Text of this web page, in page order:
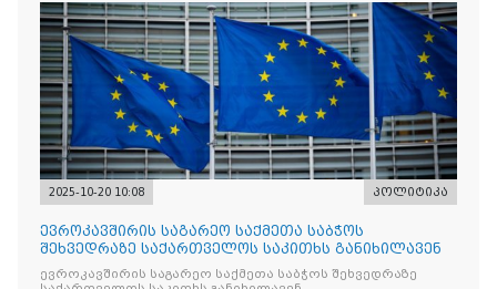
2025-10-20 10:08 პოლიტიკა
ევროკავშირის საგარეო საქმეთა საბჭოს
შეხვედრაზე საქართველოს საკითხს განიხილავენ
ევროკავშირის საგარეო საქმეთა საბჭოს შეხვედრაზე